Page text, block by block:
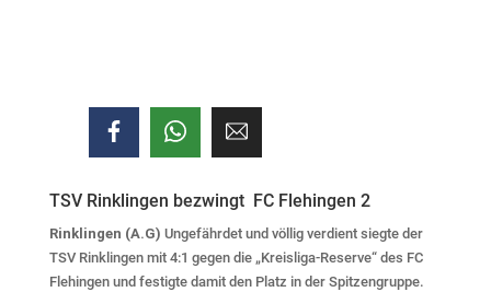
TSV Rinklingen bezwingt FC Flehingen 2
Rinklingen (A.G) Ungefährdet und völlig verdient siegte der
TSV Rinklingen mit 4:1 gegen die „Kreisliga-Reserve“ des FC
Flehingen und festigte damit den Platz in der Spitzengruppe.